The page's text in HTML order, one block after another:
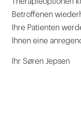
Betroffenen
Ihre Patienten
Ihnen eine
Ihr Søren Jepsen